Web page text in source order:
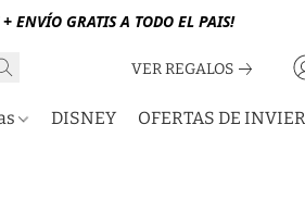
+ ENVÍO GRATIS A TODO EL PAIS!
VER REGALOS
DISNEY OFERTAS DE